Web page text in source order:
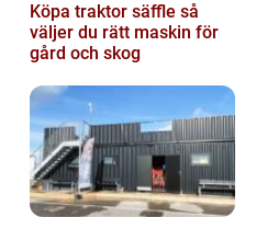
Köpa traktor säffle så
väljer du rätt maskin för
gård och skog